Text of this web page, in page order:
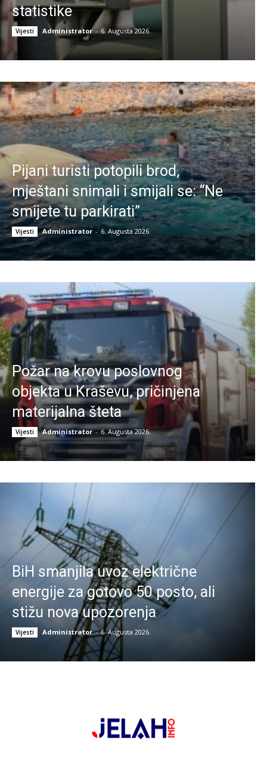
statistike
Vijesti Administrator - 6. Augusta 2026.
Pijani turisti potopili brod,
mještani snimali i smijali se: “Ne
smijete tu parkirati”
Vijesti Administrator - 6. Augusta 2026.
Požar na krovu poslovnog
objekta u Kraševu, pričinjena
materijalna šteta
Vijesti Administrator - 6. Augusta 2026.
BiH smanjila uvoz električne
energije za gotovo 50 posto, ali
stižu nova upozorenja
Vijesti Administrator - 6. Augusta 2026.